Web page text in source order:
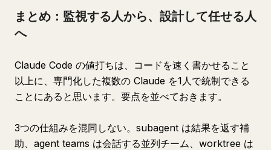
まとめ：監視する人から、設計して任せる人
へ
Claude Code の値打ちは、コードを速く書かせること
以上に、専門化した複数の Claude を1人で統制できる
ことにあると思います。要点を並べておきます。
3つの仕組みを混同しない。subagent は結果を返す補
助、agent teams は会話する並列チーム、worktree は